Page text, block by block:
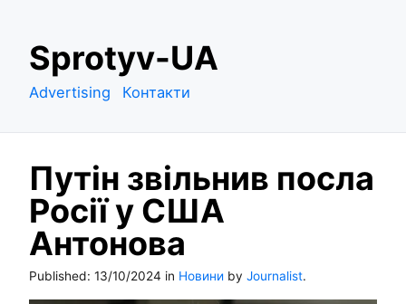
k
c
o
n
e
n
t
Sprotyv-UA
Advertising Контакти
Путін звільнив посла
Росії у США
Антонова
Published: 13/10/2024 in Новини by Journalist.